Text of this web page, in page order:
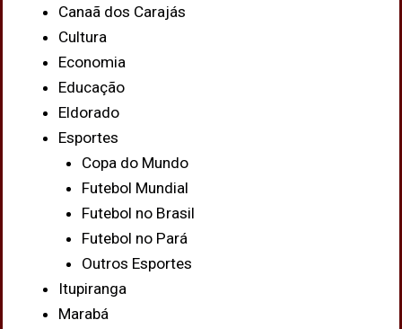
Canaã dos Carajás
Cultura
Economia
Educação
Eldorado
Esportes
Copa do Mundo
Futebol Mundial
Futebol no Brasil
Futebol no Pará
Outros Esportes
Itupiranga
Marabá